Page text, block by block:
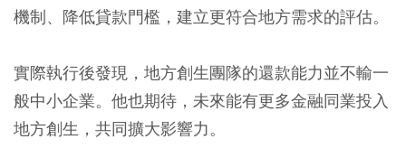
機制、降低貸款門檻，建立更符合地方需求的評估。
實際執行後發現，地方創生團隊的還款能力並不輸一
般中小企業。他也期待，未來能有更多金融同業投入
地方創生，共同擴大影響力。